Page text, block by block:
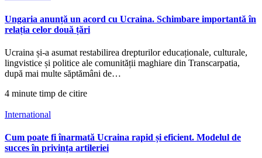
Ungaria anunță un acord cu Ucraina. Schimbare importantă în
relația celor două țări
Ucraina și-a asumat restabilirea drepturilor educaționale, culturale,
lingvistice și politice ale comunității maghiare din Transcarpatia,
după mai multe săptămâni de…
4 minute timp de citire
International
Cum poate fi înarmată Ucraina rapid și eficient. Modelul de
succes în privința artileriei